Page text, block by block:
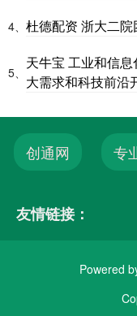
4、 杜德配资 浙大二
5、
天牛宝 工业和信
大需求和科技前沿
创通网 专
友情链接：
Powered